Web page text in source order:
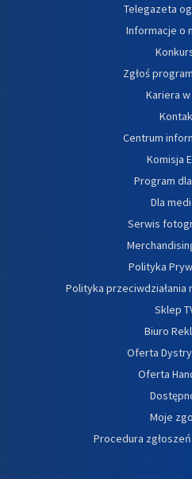
Telegazeta
Informacje o
Zgłoś
Kariera w
Centrum
Komisja
Program
Dla
Serwis
Polityka
Polityka przeciwdziałania
Sklep
Biuro
Oferta
Oferta
Moje
Procedura